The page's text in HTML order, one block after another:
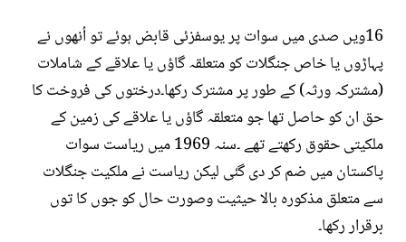
16ویں صدی میں سوات پر یوسفزئی قابض ہوئے تو اُنھوں نے
پہاڑوں یا خاص جنگلات کو متعلقہ گاؤں یا علاقے کے شاملات
(مشترکہ ورثہ) کے طور پر مشترک رکھا۔درختوں کی فروخت کا
حق ان کو حاصل تھا جو متعلقہ گاؤں یا علاقے کی زمین کے
ملکیتی حقوق رکھتے تھے ۔سنہ 1969 میں ریاست سوات
پاکستان میں ضم کر دی گئی لیکن ریاست نے ملکیت جنگلات
سے متعلق مذکورہ بالا حیثیت وصورت حال کو جوں کا توں
برقرار رکھا۔